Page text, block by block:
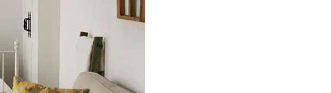
ou en appuyant et en faisant glisser.